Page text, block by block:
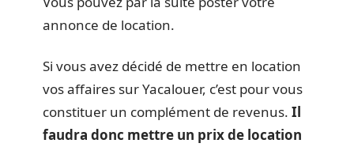
annonce de location.
Si vous avez décidé de mettre en location
vos affaires sur Yacalouer, c’est pour vous
constituer un complément de revenus. Il
faudra donc mettre un prix de location